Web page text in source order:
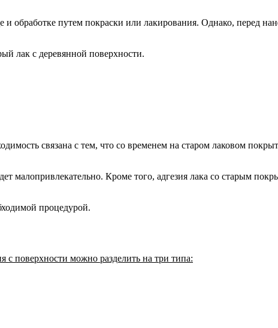
обработке путем покраски или лакирования. Однако, перед
лак с деревянной поверхности.
связана с тем, что со временем на старом лаковом
малопривлекательно. Кроме того, адгезия лака со старым
процедурой.
с поверхности можно разделить на три типа: